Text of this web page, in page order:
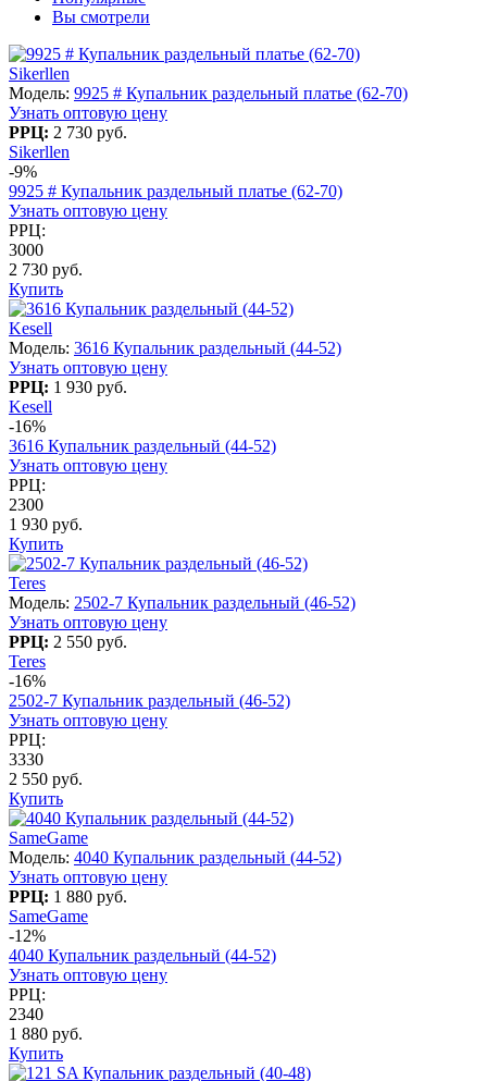
Вы смотрели
Sikerllen
Модель: 9925 # Купальник раздельный платье (62-70)
Узнать оптовую цену
РРЦ: 2 730 руб.
Sikerllen
-9%
9925 # Купальник раздельный платье (62-70)
Узнать оптовую цену
РРЦ:
3000
2 730 руб.
Купить
Kesell
Модель: 3616 Купальник раздельный (44-52)
Узнать оптовую цену
РРЦ: 1 930 руб.
Kesell
-16%
3616 Купальник раздельный (44-52)
Узнать оптовую цену
РРЦ:
2300
1 930 руб.
Купить
Teres
Модель: 2502-7 Купальник раздельный (46-52)
Узнать оптовую цену
РРЦ: 2 550 руб.
Teres
-16%
2502-7 Купальник раздельный (46-52)
Узнать оптовую цену
РРЦ:
3330
2 550 руб.
Купить
SameGame
Модель: 4040 Купальник раздельный (44-52)
Узнать оптовую цену
РРЦ: 1 880 руб.
SameGame
-12%
4040 Купальник раздельный (44-52)
Узнать оптовую цену
РРЦ:
2340
1 880 руб.
Купить